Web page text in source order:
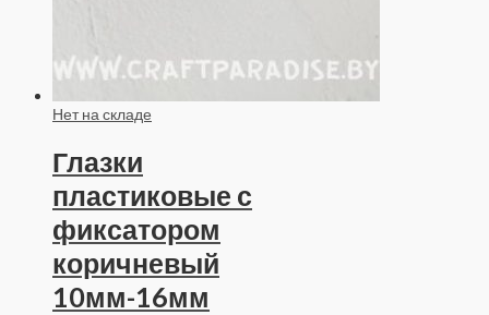
Нет на складе
Глазки
пластиковые с
фиксатором
коричневый
10мм-16мм